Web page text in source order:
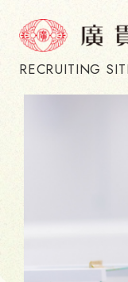
RECRUITING